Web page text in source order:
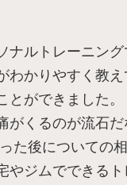
ナルトレーニング
わかりやすく教
とができました
がくるのが流石だ
た後についての
やジムでできる